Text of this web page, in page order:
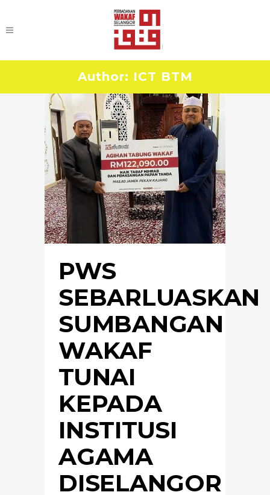
Author: ICT BTM
PWS
SEBARLUASKAN
SUMBANGAN
WAKAF
TUNAI
KEPADA
INSTITUSI
AGAMA
DISELANGOR